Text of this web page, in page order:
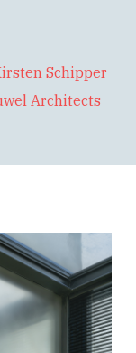
Schipper
Architects